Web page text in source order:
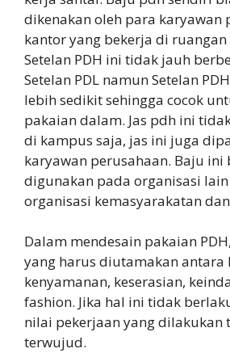
dikenakan oleh para karyawan
kantor yang bekerja di
Setelan PDH ini tidak jauh
Setelan PDL namun Setelan
lebih sedikit sehingga cocok
pakaian dalam. Jas pdh ini
di kampus saja, jas ini juga
karyawan perusahaan. Baju ini
digunakan pada organisasi
organisasi kemasyarakatan
Dalam mendesain pakaian
yang harus diutamakan antara
kenyamanan, keserasian,
fashion. Jika hal ini tidak
nilai pekerjaan yang dilakukan
terwujud.